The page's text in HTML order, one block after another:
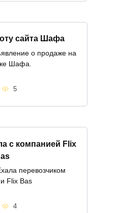
сайта Шафа
о продаже на
Шафа.
5
с компанией Flix
перевозчиком
Flix Bas
4